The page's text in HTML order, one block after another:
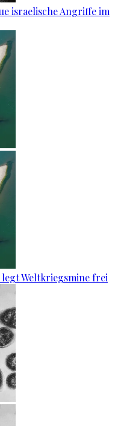
israelische Angriffe im
Weltkriegsmine frei